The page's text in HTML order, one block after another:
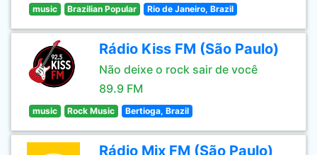
music Brazilian Popular Rio de Janeiro, Brazil
Rádio Kiss FM (São Paulo)
Não deixe o rock sair de você
89.9 FM
music Rock Music Bertioga, Brazil
Rádio Mix FM (São Paulo)